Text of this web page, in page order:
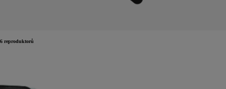
6 reproduktorů